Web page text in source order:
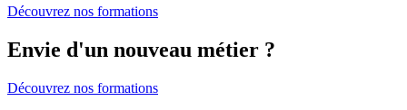
Découvrez nos formations
Envie d'un nouveau métier ?
Découvrez nos formations